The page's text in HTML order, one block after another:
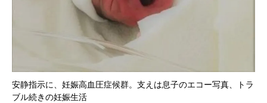
安静指示に、妊娠高血圧症候群。支えは息子のエコー写真、トラ
ブル続きの妊娠生活